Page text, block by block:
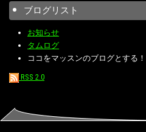
ブログリスト
お知らせ
タムログ
ココをマッスンのブログとする！
RSS 2.0